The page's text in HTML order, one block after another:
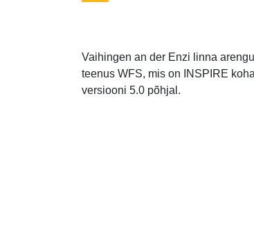
Vaihingen an der Enzi linna
teenus WFS, mis on INSPIRE
versiooni 5.0 põhjal.